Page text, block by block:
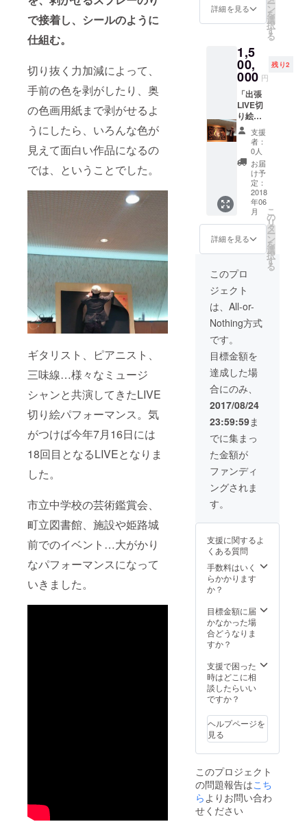
で接着し、シールのように
仕組む。
切り抜く力加減によって、
手前の色を剥がしたり、奥
の色画用紙まで剥がせるよ
うにしたら、いろんな色が
見えて面白い作品になるの
では、ということでした。
ギタリスト、ピアニスト、
三味線…様々なミュージ
シャンと共演してきたLIVE
切り絵パフォーマンス。気
がつけば今年7月16日には
18回目となるLIVEとなりま
した。
市立中学校の芸術鑑賞会、
町立図書館、施設や姫路城
前でのイベント…大がかり
なパフォーマンスになって
いきました。
善処い
たしま
日程等
ふくめ
てご相
談させ
てくだ
さい。
となり
すの
で、地
域に
よって
は会場
までの
交通
費・駐
車代等
別途頂
く場合
もあり
ます。
また、
大きな
ベニヤ
板を持
ちこん
紙を貼
て、
カッ
ターで
切り絵
いきま
す。立
てかけ
られる
壁面が
必要と
す。
（作品
サイズ
は約
1500ｍ
ｍ
×1000
が、ベ
ニヤ板
は2枚並
べて２
ｍ四
方） 詳
方は
メール
をお送
できる
だけ皆
様に負
担のな
善処い
たしま
すが、
日程等
てご相
談させ
てくだ
さい。
のため
「おま
かせ
で」と
いう形
で、あ
なただ
けの切
り絵作
品を描
きま
す。
品を描くパ
はこれまで、カ
フェバー、図書
館ホール、施
設、中学校体育
館、路上、など
様々な場所で
行ってまいりま
した。 1000000
円のコースで
は、簡易的な音
響機材を持参し
てミュージシャ
ンの生演奏とと
もにおこなう、1
時間ほどの制作
パフォーマンス
となります。 そ
して、完成した
す。 兵庫県在住
ですので、地域
によっては会場
までの交通費・
駐車代等別途頂
く場合もありま
す。 また、大き
なベニヤ板を持
ちこんでそこへ
画用紙を貼りつ
けて、カッター
で切り絵にして
いきます。立て
が必要となりま
す。（作品サイ
ズは約1500ｍｍ
×1000ｍｍほど
ですが、ベニヤ
板は2枚並べて２
ｍ四方） 詳細が
知りたい方は
メールをお送り
ください。 でき
るだけ皆様に負
担のないよう善
処いたします
が、日程等ふく
めてご相談させ
てください。
詳細を見る ー
ン
を
選
択
す
る
1,5
00,
000 円
残り2
「出張
LIVE切
り絵パ
フォー
マン
ス」～
生演奏&
完成作
品&コン
テンツ
～ あな
たの街
へ、会
場へ、
黒い
キャン
バスを
切り抜
いて作
品を描
くパ
フォー
しにま
いりま
す。会
場規模
はこれ
まで、
カフェ
バー、
図書館
ホー
ル、施
設、中
学校体
など
場所で
行って
まいり
まし
た。
円の
コース
では、
簡易的
機材を
持参し
て
ミュー
ンの生
演奏と
ともに
おこな
間ほど
の制作
パ
フォー
マンス
支援
者：
0人
お届
け予
定：
2018
年06
月
詳細を見る
こ
の
リ
タ
ー
ン
を
選
択
す
る
このプロ
ジェクト
は、All-or-
Nothing方式
です。
目標金額を
達成した場
合にのみ、
2017/08/24
23:59:59ま
でに集まっ
た金額が
ファンディ
ングされま
す。
支援に関するよ
くある質問
手数料はいく
らかかります
か？
目標金額に届
かなかった場
合どうなりま
すか？
支援で困った
時はどこに相
談したらいい
ですか？
ヘルプページを
見る
このプロジェクト
の問題報告はこち
ら よりお問い合わ
せください